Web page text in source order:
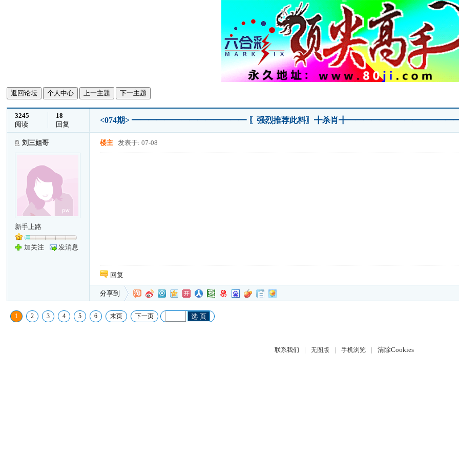
返回论坛 个人中心 上一主题 下一主题
3245
阅读
18
回复
<074期> ━━━━━━━━━━━━━━ 〖强烈推荐此料〗╋杀肖
刘三姐哥
新手上路
加关注 发消息
楼主 发表于: 07-08
回复
分享到
1 2 3 4 5 6 末页 下一页 选 页
联系我们 | 无图版 | 手机浏览 | 清除Cookies